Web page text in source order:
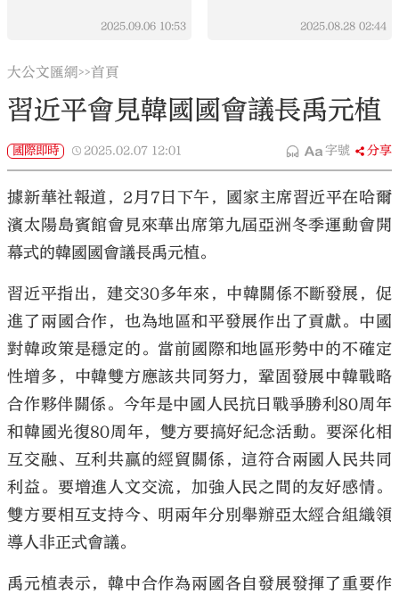
2025.09.06 10:53 2025.08.28 02:44
大公文匯網>>首頁
習近平會見韓國國會議長禹元植
國際即時 2025.02.07 12:01 字號 分享
據新華社報道，2月7日下午，國家主席習近平在哈爾
濱太陽島賓館會見來華出席第九屆亞洲冬季運動會開
幕式的韓國國會議長禹元植。
習近平指出，建交30多年來，中韓關係不斷發展，促
進了兩國合作，也為地區和平發展作出了貢獻。中國
對韓政策是穩定的。當前國際和地區形勢中的不確定
性增多，中韓雙方應該共同努力，鞏固發展中韓戰略
合作夥伴關係。今年是中國人民抗日戰爭勝利80周年
和韓國光復80周年，雙方要搞好紀念活動。要深化相
互交融、互利共贏的經貿關係，這符合兩國人民共同
利益。要增進人文交流，加強人民之間的友好感情。
雙方要相互支持今、明兩年分別舉辦亞太經合組織領
導人非正式會議。
禹元植表示，韓中合作為兩國各自發展發揮了重要作